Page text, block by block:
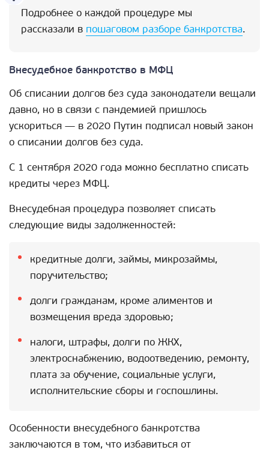
Подробнее о каждой процедуре мы
рассказали в пошаговом разборе банкротства.
Внесудебное банкротство в МФЦ
Об списании долгов без суда законодатели вещали
давно, но в связи с пандемией пришлось
ускориться — в 2020 Путин подписал новый закон
о списании долгов без суда.
С 1 сентября 2020 года можно бесплатно списать
кредиты через МФЦ.
Внесудебная процедура позволяет списать
следующие виды задолженностей:
кредитные долги, займы, микрозаймы,
поручительство;
долги гражданам, кроме алиментов и
возмещения вреда здоровью;
налоги, штрафы, долги по ЖКХ,
электроснабжению, водоотведению, ремонту,
плата за обучение, социальные услуги,
исполнительские сборы и госпошлины.
Особенности внесудебного банкротства
заключаются в том, что избавиться от